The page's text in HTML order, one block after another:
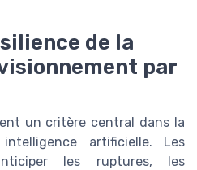
de la
par
un critère central dans la
artificielle. Les
les ruptures, les